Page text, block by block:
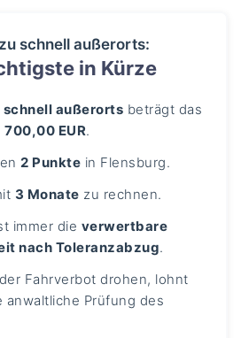
schnell außerorts:
in Kürze
außerorts beträgt das
700,00 EUR.
2 Punkte in Flensburg.
3 Monate zu rechnen.
immer die verwertbare
nach Toleranzabzug.
Fahrverbot drohen, lohnt
anwaltliche Prüfung des